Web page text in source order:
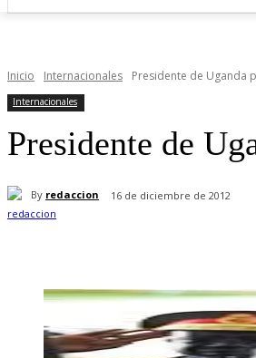
Inicio Internacionales Presidente de Uganda
Internacionales
Presidente de
By redaccion 16 de diciembre de 2012